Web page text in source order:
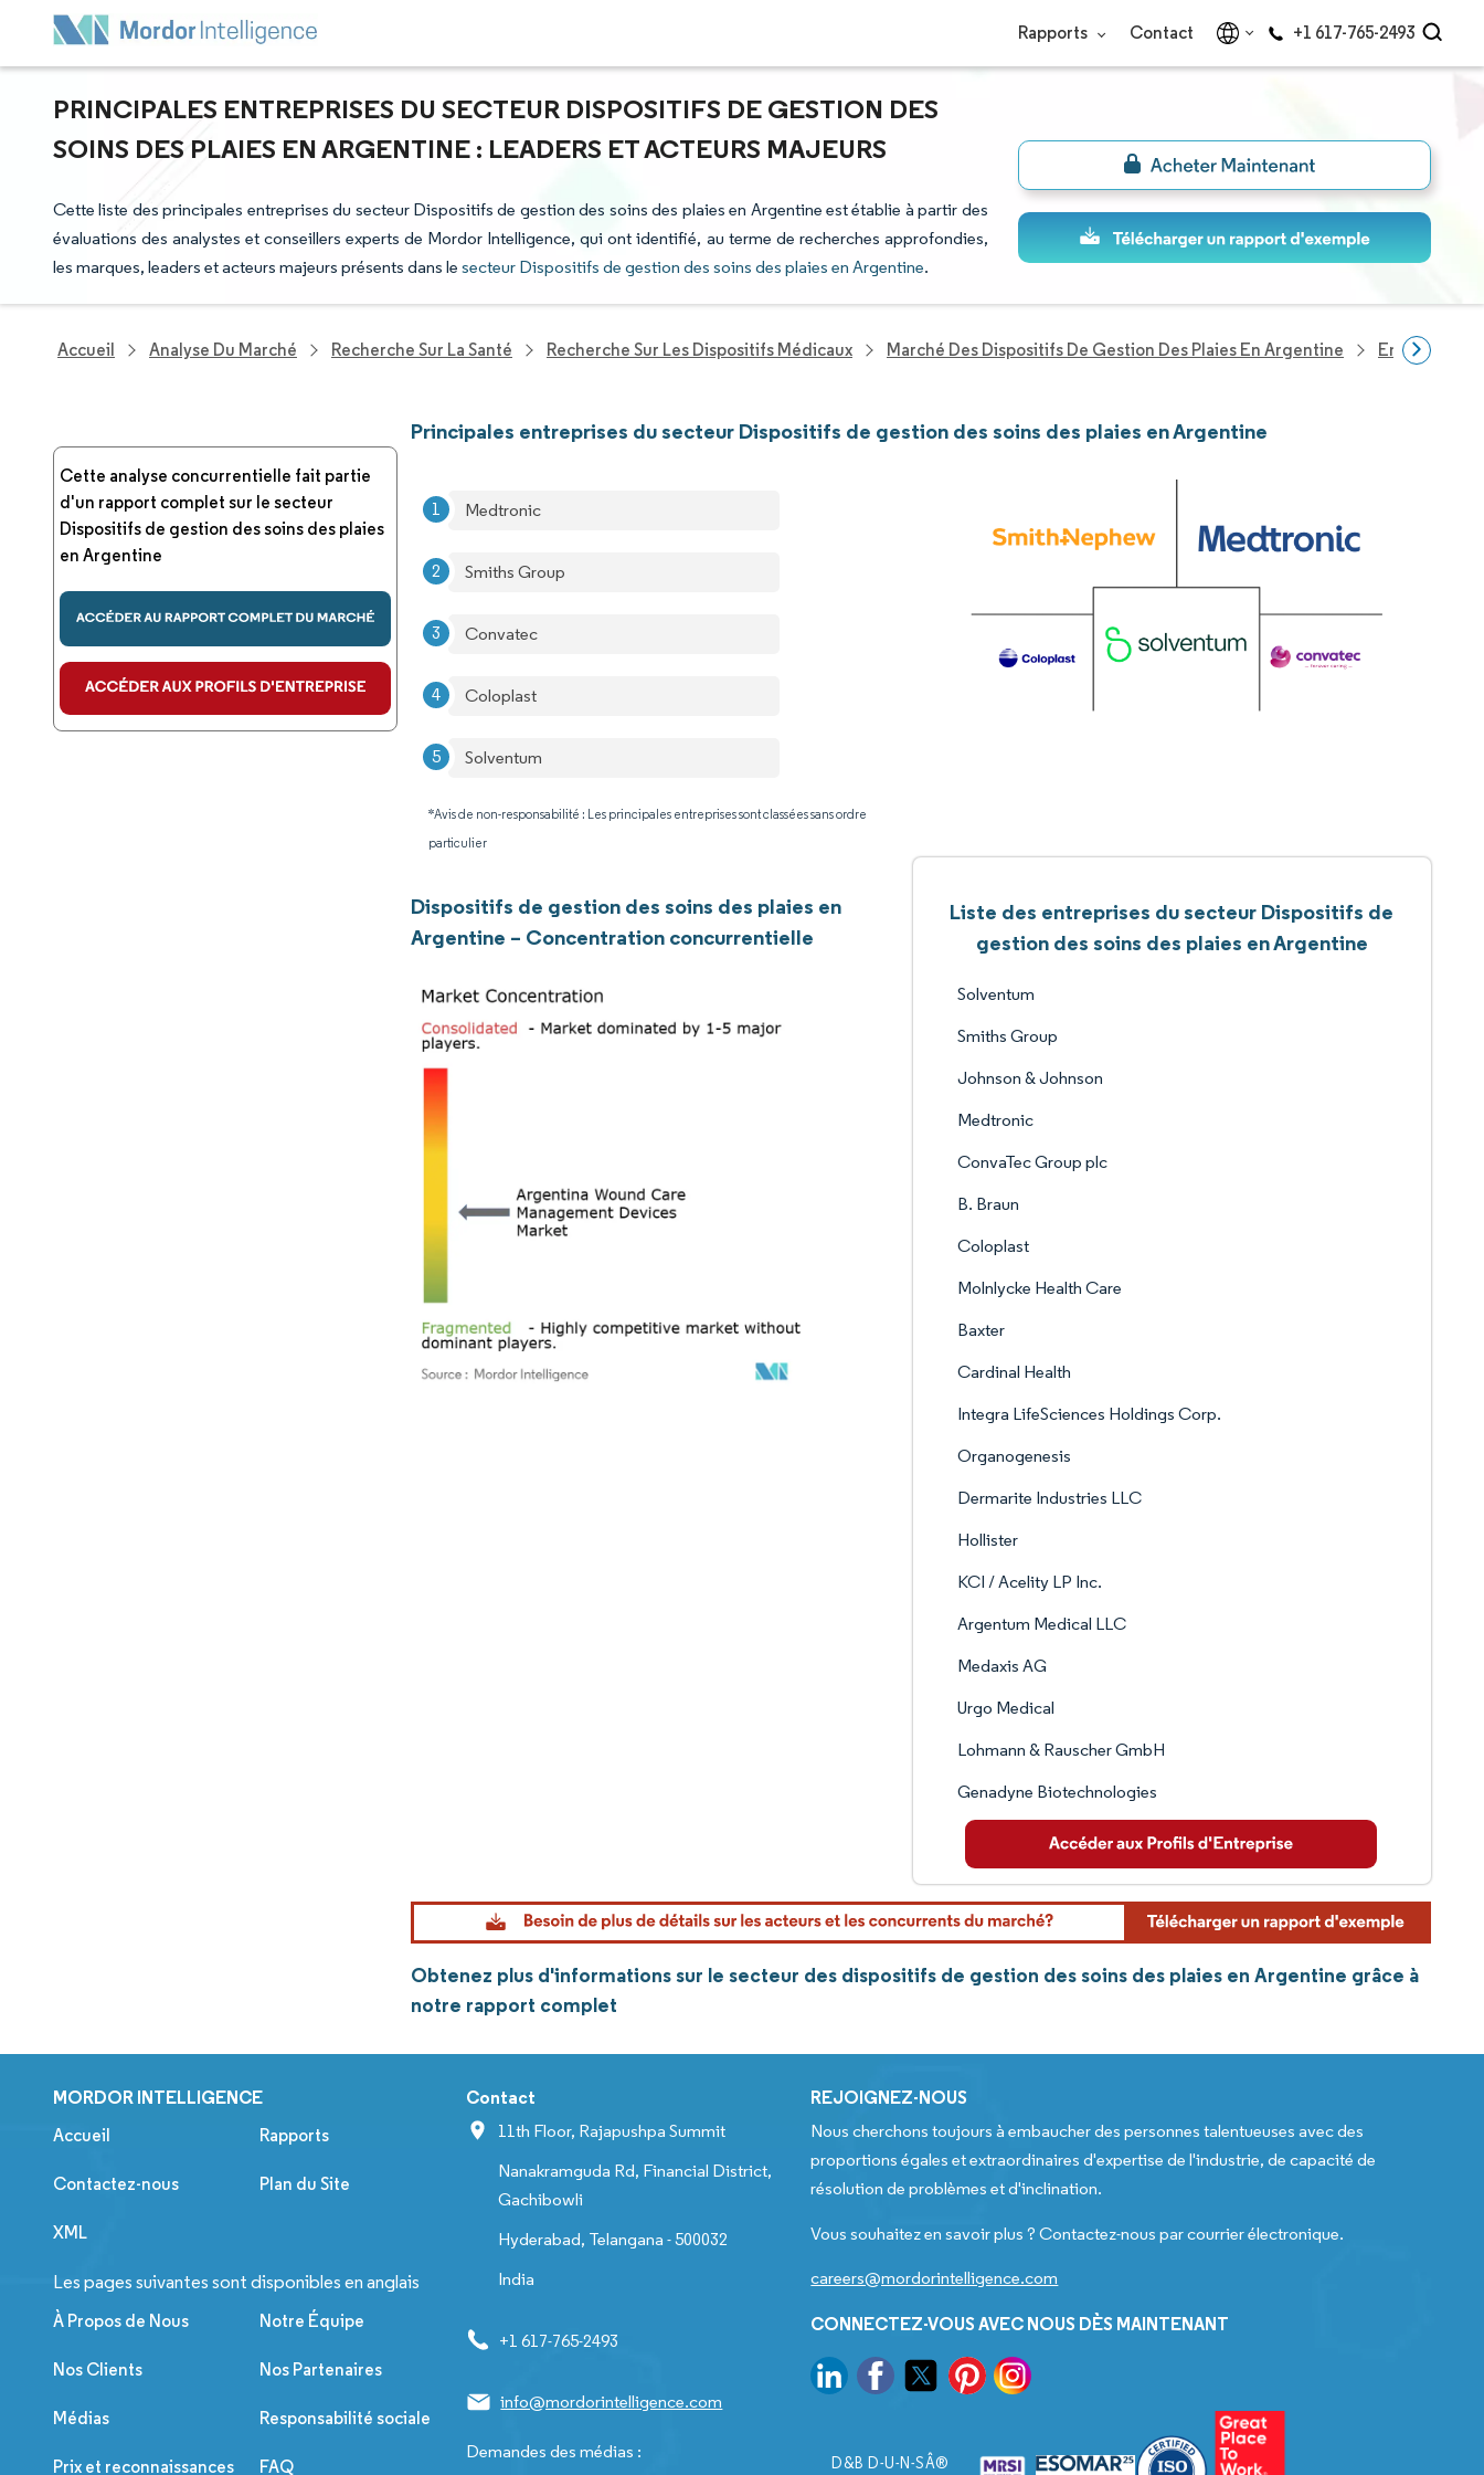
Rapports Contact +1 617-765-2493
PRINCIPALES ENTREPRISES DU SECTEUR DISPOSITIFS DE GESTION DES
SOINS DES PLAIES EN ARGENTINE : LEADERS ET ACTEURS MAJEURS
Cette liste des principales entreprises du secteur Dispositifs de gestion des soins des plaies en Argentine est établie à partir des
évaluations des analystes et conseillers experts de Mordor Intelligence, qui ont identifié, au terme de recherches approfondies,
les marques, leaders et acteurs majeurs présents dans le secteur Dispositifs de gestion des soins des plaies en Argentine.
Accueil Analyse Du Marché Recherche Sur La Santé Recherche Sur Les Dispositifs Médicaux Marché Des Dispositifs De Gestion Des Plaies En Argentine Entreprises
Cette analyse concurrentielle fait partie
d'un rapport complet sur le secteur
Dispositifs de gestion des soins des plaies
en Argentine
Principales entreprises du secteur Dispositifs de gestion des soins des plaies en Argentine
Medtronic
Smiths Group
Convatec
Coloplast
Solventum
*Avis de non-responsabilité : Les principales entreprises sont classées sans ordre
particulier
Dispositifs de gestion des soins des plaies en
Argentine – Concentration concurrentielle
Liste des entreprises du secteur Dispositifs de
gestion des soins des plaies en Argentine
Solventum
Smiths Group
Johnson & Johnson
Medtronic
ConvaTec Group plc
B. Braun
Coloplast
Molnlycke Health Care
Baxter
Cardinal Health
Integra LifeSciences Holdings Corp.
Organogenesis
Dermarite Industries LLC
Hollister
KCI / Acelity LP Inc.
Argentum Medical LLC
Medaxis AG
Urgo Medical
Lohmann & Rauscher GmbH
Genadyne Biotechnologies
Obtenez plus d'informations sur le secteur des dispositifs de gestion des soins des plaies en Argentine grâce à
notre rapport complet
MORDOR INTELLIGENCE
Accueil Rapports
Contactez-nous Plan du Site
XML
Les pages suivantes sont disponibles en anglais
À Propos de Nous Notre Équipe
Nos Clients Nos Partenaires
Médias Responsabilité sociale
Prix et reconnaissances FAQ
Contact
11th Floor, Rajapushpa Summit
Nanakramguda Rd, Financial District,
Gachibowli
Hyderabad, Telangana - 500032
India
+1 617-765-2493
info@mordorintelligence.com
Demandes des médias :
REJOIGNEZ-NOUS
Nous cherchons toujours à embaucher des personnes talentueuses avec des
proportions égales et extraordinaires d'expertise de l'industrie, de capacité de
résolution de problèmes et d'inclination.
Vous souhaitez en savoir plus ? Contactez-nous par courrier électronique.
careers@mordorintelligence.com
CONNECTEZ-VOUS AVEC NOUS DÈS MAINTENANT
D&B D-U-N-SÂ®